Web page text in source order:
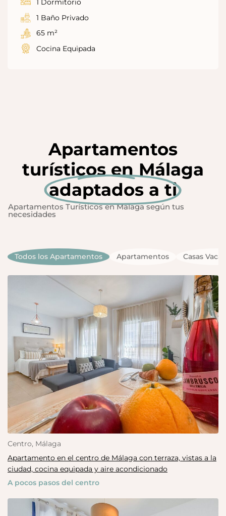
1 Dormitorio
1 Baño Privado
65 m²
Cocina Equipada
Apartamentos
turísticos en Málaga
adaptados a ti
Apartamentos Turísticos en Málaga según tus
necesidades
Todos los Apartamentos Apartamentos Casas
Centro, Málaga
Apartamento en el centro de Málaga con terraza, vistas a la
ciudad, cocina equipada y aire acondicionado
A pocos pasos del centro